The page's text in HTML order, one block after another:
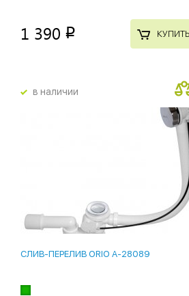
1 390 p КУПИТЬ
в наличии
СЛИВ-ПЕРЕЛИВ ORIO A-28089